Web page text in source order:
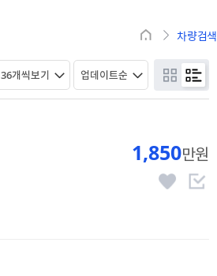
차량검색
1,850만원